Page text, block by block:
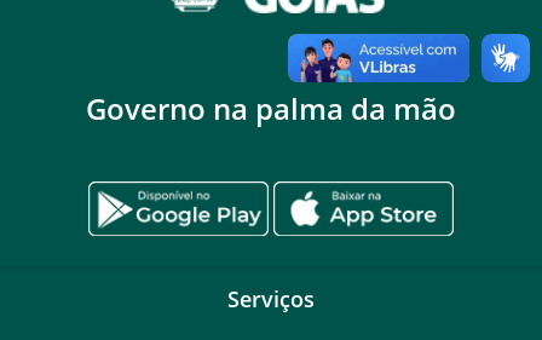
Governo na palma da mão
Serviços